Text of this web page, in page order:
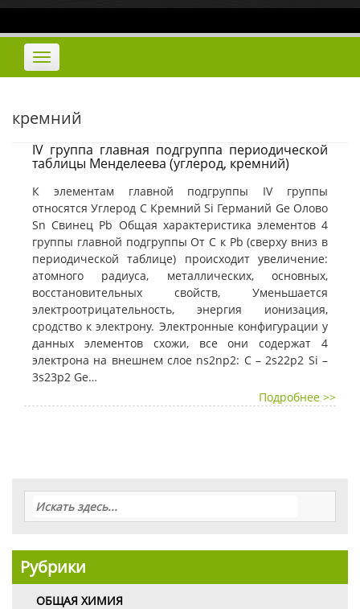
Наверх
Переключить
навигацию
кремний
IV группа главная подгруппа периодической
таблицы Менделеева (углерод, кремний)
К элементам главной подгруппы IV группы
относятся Углерод С Кремний Si Германий Ge Олово
Sn Свинец Pb Общая характеристика элементов 4
группы главной подгруппы От С к Pb (сверху вниз в
периодической таблице) происходит увеличение:
атомного радиуса, металлических, основных,
восстановительных свойств, Уменьшается
электроотрицательность, энергия ионизация,
сродство к электрону. Электронные конфигурации у
данных элементов схожи, все они содержат 4
электрона на внешнем слое ns2np2: С – 2s22p2 Si –
3s23p2 Ge…
Подробнее >>
Рубрики
ОБЩАЯ ХИМИЯ